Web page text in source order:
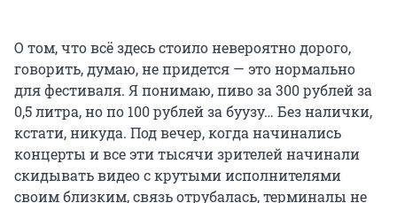
О том, что всё здесь стоило невероятно дорого,
говорить, думаю, не придется — это нормально
для фестиваля. Я понимаю, пиво за 300 рублей за
0,5 литра, но по 100 рублей за буузу… Без налички,
кстати, никуда. Под вечер, когда начинались
концерты и все эти тысячи зрителей начинали
скидывать видео с крутыми исполнителями
своим близким, связь отрубалась, терминалы не